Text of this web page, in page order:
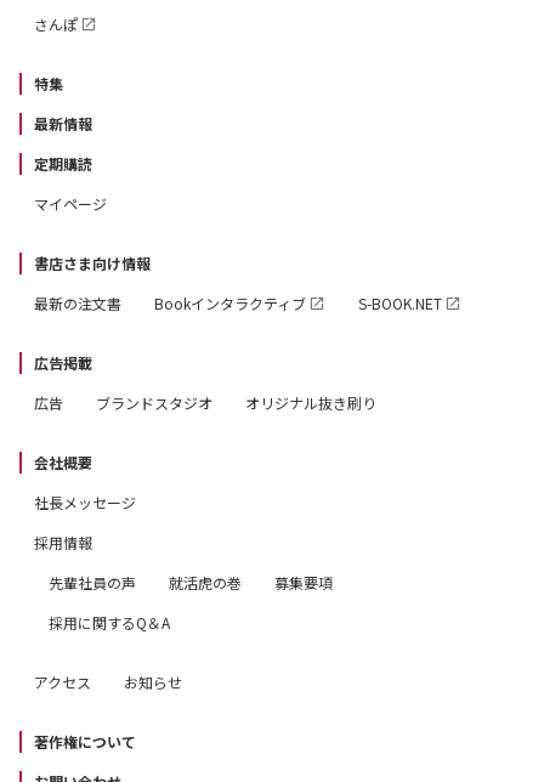
さんぽ
特集
最新情報
定期購読
マイページ
書店さま向け情報
最新の注文書
Bookインタラクティブ S-BOOK.NET
広告掲載
広告
ブランドスタジオ オリジナル抜き刷り
会社概要
社長メッセージ
採用情報
先輩社員の声
就活虎の巻
募集要項
採用に関するQ＆A
アクセス お知らせ
著作権について